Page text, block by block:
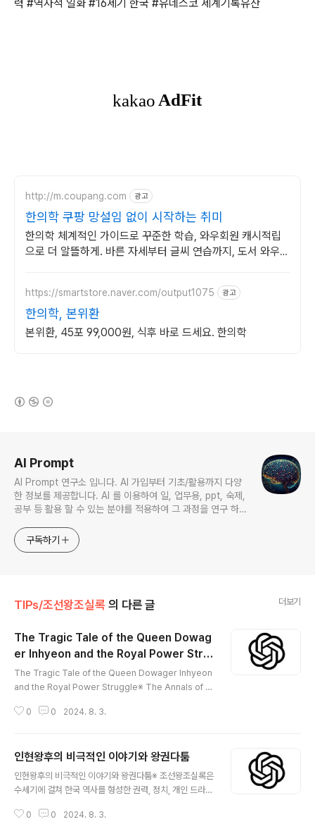
력 #역사적 일화 #16세기 한국 #유네스코 세계기록유산
http://m.coupang.com 광고
한의학 쿠팡 망설임 없이 시작하는 취미
한의학 체계적인 가이드로 꾸준한 학습, 와우회원 캐시적립
으로 더 알뜰하게. 바른 자세부터 글씨 연습까지, 도서 와우회
https://smartstore.naver.com/output1075 광고
한의학, 본위환
본위환, 45포 99,000원, 식후 바로 드세요. 한의학
AI Prompt
AI Prompt 연구소 입니다. AI 가입부터 기초/활용까지 다양
한 정보를 제공합니다. AI 를 이용하여 일, 업무용, ppt, 숙제,
공부 등 활용 할 수 있는 분야를 적용하여 그 과정을 연구 하여
아닙니다. * ChatGPT 와 경제, 금융, 상식 등 다양한 정보를
연구 합니다. * 한국/미국의 상승 주식을 집중 탐구 하여 작성
구독하기
TIPs/조선왕조실록 의 다른 글 더보기
The Tragic Tale of the Queen Dowag
er Inhyeon and the Royal Power Stru
ggle
The Tragic Tale of the Queen Dowager Inhyeon
and the Royal Power Struggle※ The Annals of th
s of power, politics, and personal drama that sh
hyeon, whose life and struggles highlight the tur
bulent nature of royal politics in the Joseon Dyn
asty. The Rise of ..
0 0 2024. 8. 3.
인현왕후의 비극적인 이야기와 왕권다툼
인현왕후의 비극적인 이야기와 왕권다툼※ 조선왕조실록은
수세기에 걸쳐 한국 역사를 형성한 권력, 정치, 개인 드라마
이야기 중 하나는 인현왕후의 이야기입니다. 인현왕후의
0 0 2024. 8. 3.